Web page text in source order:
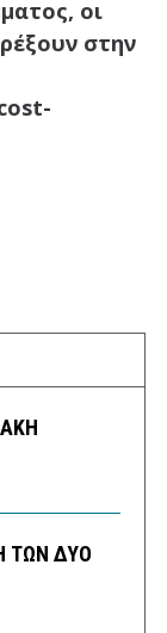
οι
στην
ΤΩΝ ΔΥΟ